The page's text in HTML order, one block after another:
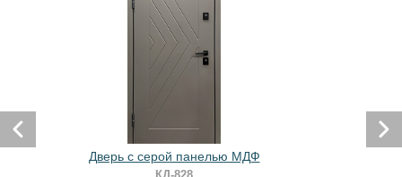
Дверь с серой панелью МДФ